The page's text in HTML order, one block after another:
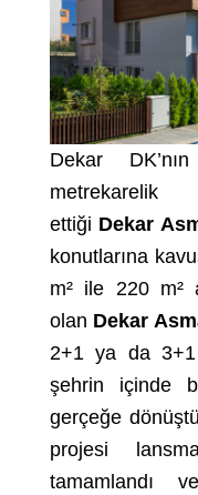
Dekar
ettiği Dekar
konutlarına
m² ile 220 m²
olan Dekar
2+1 ya da
şehrin içinde
gerçeğe
projesi
tamamlandı